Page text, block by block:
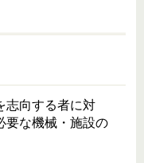
志向する者に対
要な機械・施設の